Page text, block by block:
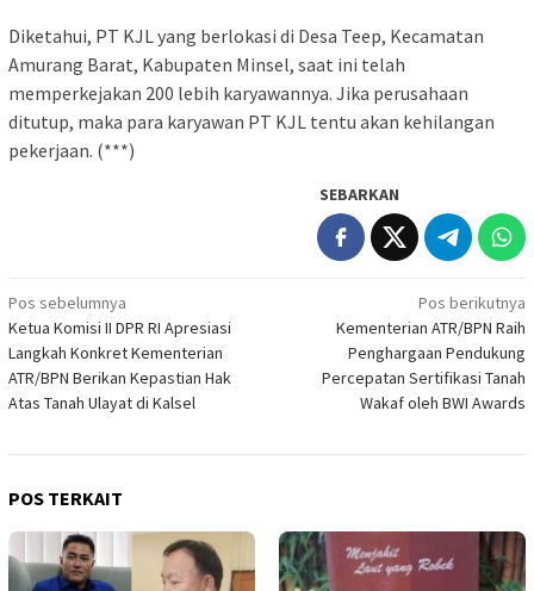
Diketahui, PT KJL yang berlokasi di Desa Teep, Kecamatan
Amurang Barat, Kabupaten Minsel, saat ini telah
memperkejakan 200 lebih karyawannya. Jika perusahaan
ditutup, maka para karyawan PT KJL tentu akan kehilangan
pekerjaan. (***)
SEBARKAN
Navigasi
pos
Pos sebelumnya
Ketua Komisi II DPR RI Apresiasi
Langkah Konkret Kementerian
ATR/BPN Berikan Kepastian Hak
Atas Tanah Ulayat di Kalsel
Pos berikutnya
Kementerian ATR/BPN Raih
Penghargaan Pendukung
Percepatan Sertifikasi Tanah
Wakaf oleh BWI Awards
POS TERKAIT